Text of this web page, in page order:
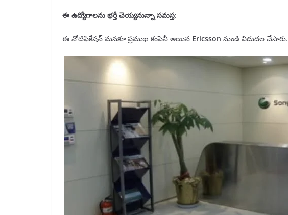
ఈ ఉద్యోగాలను భర్తీచెయ్యనున్నా సమస్త:
ఈ నోటిఫికేషన్ మనకూ ప్రముఖ కంపెనీ అయిన Ericsson నుండి విదుదల చేసారు.